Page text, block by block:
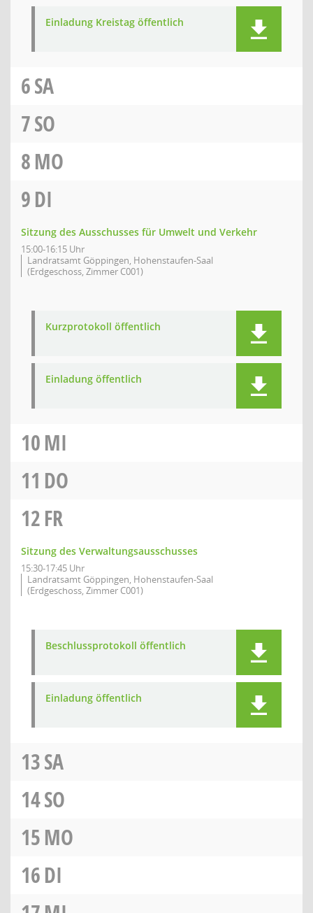
Einladung Kreistag öffentlich
6SA
7SO
8MO
9DI
Sitzung des Ausschusses für Umwelt und Verkehr
15:00-16:15 Uhr
Landratsamt Göppingen, Hohenstaufen-Saal
(Erdgeschoss, Zimmer C001)
Kurzprotokoll öffentlich
Einladung öffentlich
10MI
11 DO
12FR
Sitzung des Verwaltungsausschusses
15:30-17:45 Uhr
Landratsamt Göppingen, Hohenstaufen-Saal
(Erdgeschoss, Zimmer C001)
Beschlussprotokoll öffentlich
Einladung öffentlich
13SA
14SO
15MO
16DI